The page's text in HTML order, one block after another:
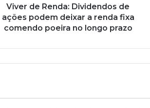
Viver de Renda: Dividendos de
ações podem deixar a renda fixa
comendo poeira no longo prazo